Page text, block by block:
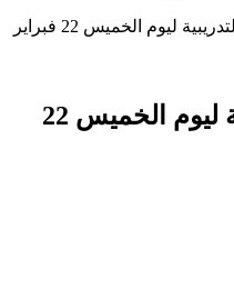
صور من الحصة التدريبية ليوم الخميس 22 فبراير
صور من الحصة التدريبية ليوم الخميس 22